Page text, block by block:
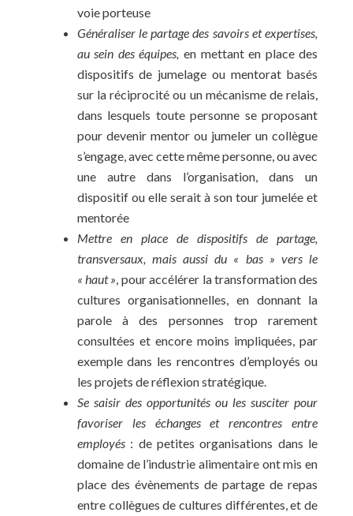
voie porteuse
Généraliser le partage des savoirs et expertises,
au sein des équipes, en mettant en place des
dispositifs de jumelage ou mentorat basés
sur la réciprocité ou un mécanisme de relais,
dans lesquels toute personne se proposant
pour devenir mentor ou jumeler un collègue
s’engage, avec cette même personne, ou avec
une autre dans l’organisation, dans un
dispositif ou elle serait à son tour jumelée et
mentorée
Mettre en place de dispositifs de partage,
transversaux, mais aussi du « bas » vers le
« haut » , pour accélérer la transformation des
cultures organisationnelles, en donnant la
parole à des personnes trop rarement
consultées et encore moins impliquées, par
exemple dans les rencontres d’employés ou
les projets de réflexion stratégique.
Se saisir des opportunités ou les susciter pour
favoriser les échanges et rencontres entre
employés : de petites organisations dans le
domaine de l’industrie alimentaire ont mis en
place des évènements de partage de repas
entre collègues de cultures différentes, et de